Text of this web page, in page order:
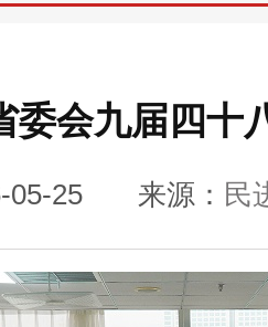
委会九届四十
05-25 来源： 民